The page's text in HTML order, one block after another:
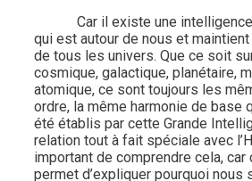
Car il existe une
qui est autour de nous et maintient
de tous les univers. Que ce soit
cosmique, galactique, planétaire,
atomique, ce sont toujours les
ordre, la même harmonie de base
été établis par cette Grande
relation tout à fait spéciale avec
important de comprendre cela, car
permet d’expliquer pourquoi nous